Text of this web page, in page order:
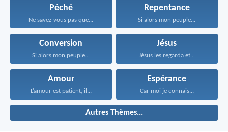
Péché
Ne savez-vous pas que...
Repentance
Si alors mon peuple...
Conversion
Si alors mon peuple...
Jésus
Jésus les regarda et...
Amour
L’amour est patient, il...
Espérance
Car moi je connais...
Autres Thèmes...